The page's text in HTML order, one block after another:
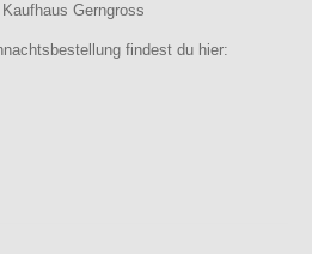
Gerngross
findest du hier: